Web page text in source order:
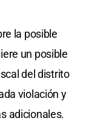
la posible
un posible
del distrito
violación y
adicionales.